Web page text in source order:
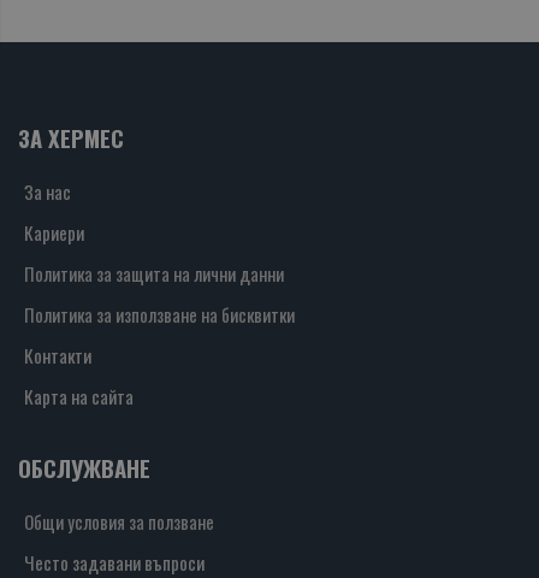
ЗА ХЕРМЕС
За нас
Кариери
Политика за защита на лични данни
Политика за използване на бисквитки
Контакти
Карта на сайта
ОБСЛУЖВАНЕ
Общи условия за ползване
Често задавани въпроси